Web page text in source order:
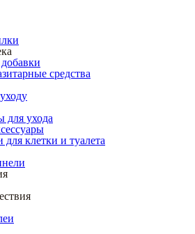
средства
для ухода
клетки и туалета